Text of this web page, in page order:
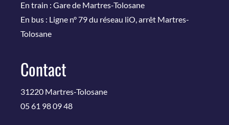
En train : Gare de Martres-Tolosane
En bus : Ligne n° 79 du réseau liO, arrêt Martres-
Tolosane
Contact
31220 Martres-Tolosane
05 61 98 09 48